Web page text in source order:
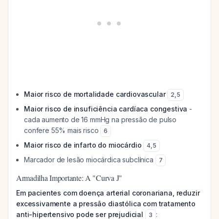
Maior risco de mortalidade cardiovascular 2,5
Maior risco de insuficiência cardíaca congestiva -
cada aumento de 16 mmHg na pressão de pulso
confere 55% mais risco
6
Maior risco de infarto do miocárdio 4,5
Marcador de lesão miocárdica subclínica 7
Armadilha Importante: A "Curva J"
Em pacientes com doença arterial coronariana, reduzir
excessivamente a pressão diastólica com tratamento
anti-hipertensivo pode ser prejudicial
3 :